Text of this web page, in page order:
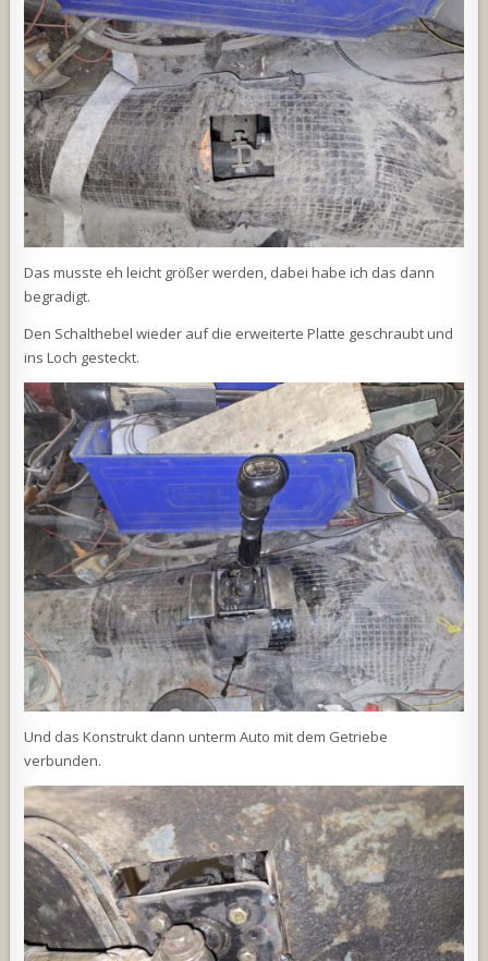
Das musste eh leicht größer werden, dabei habe ich das dann
begradigt.
Den Schalthebel wieder auf die erweiterte Platte geschraubt und
ins Loch gesteckt.
Und das Konstrukt dann unterm Auto mit dem Getriebe
verbunden.